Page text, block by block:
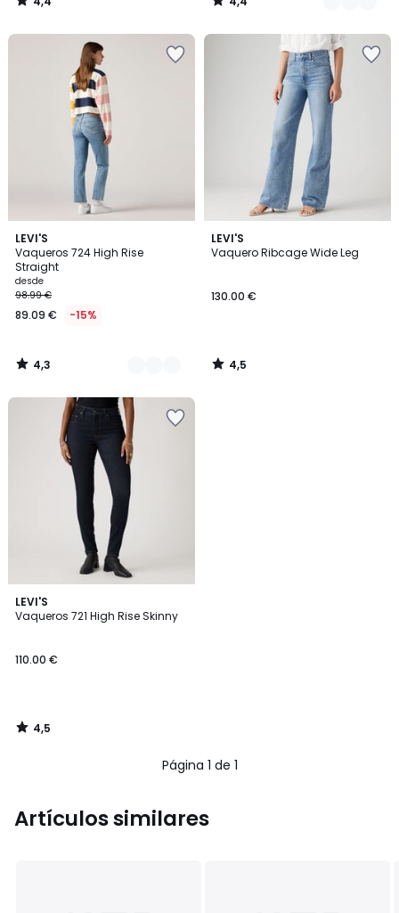
/
/
LEVI'S
Vaqueros 724 High Rise
Straight
desde
98.99 €
89.09 € -15%
4,3
/ 5
12
Colores
4,3
/
LEVI'S
Vaquero Ribcage Wide Leg
130.00 €
4,5
/ 5
4,5
/
LEVI'S
Vaqueros 721 High Rise Skinny
110.00 €
4,5
/ 5
4,5
/
Página 1 de 1
Artículos similares